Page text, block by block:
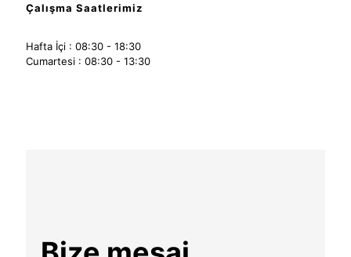
Çalışma Saatlerimiz
Hafta İçi : 08:30 - 18:30
Cumartesi : 08:30 - 13:30